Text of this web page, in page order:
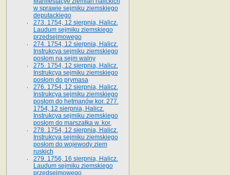
w sprawie sejmiku ziemskiego
deputackiego
273. 1754, 12 sierpnia, Halicz.
Laudum sejmiku ziemskiego
przedsejmowego
274. 1754, 12 sierpnia, Halicz.
Instrukcya sejmiku ziemskiego
posłom na sejm walny
275. 1754, 12 sierpnia, Halicz.
Instrukcya sejmiku ziemskiego
posłom do prymasa
276. 1754, 12 sierpnia, Halicz.
Instrukcya sejmiku ziemskiego
posłom do hetmanów kor. 277.
1754, 12 sierpnia, Halicz.
Instrukcya sejmiku ziemskiego
posłom do marszałka w. kor.
278. 1754, 12 sierpnia, Halicz.
Instrukcya sejmiku ziemskiego
posłom do wojewody ziem
ruskich
279. 1756, 16 sierpnia, Halicz.
Laudum sejmiku ziemskiego
przedsejmowego